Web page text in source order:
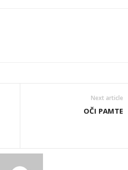
Next article
OČI PAMTE